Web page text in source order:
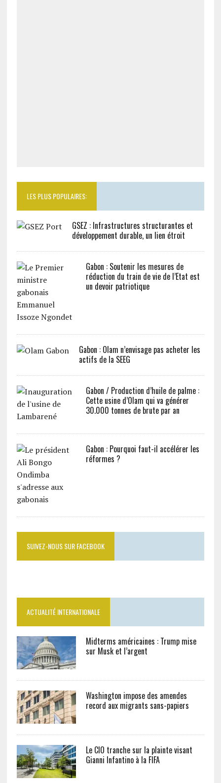
LES PLUS POPULAIRES:
GSEZ : Infrastructures structurantes et
développement durable, un lien étroit
Gabon : Soutenir les mesures de
réduction du train de vie de l’Etat est
un devoir patriotique
Gabon : Olam n’envisage pas acheter les
actifs de la SEEG
Gabon / Production d’huile de palme :
Cette usine d’Olam qui va générer
30.000 tonnes de brute par an
Gabon : Pourquoi faut-il accélérer les
réformes ?
SUIVEZ-NOUS SUR FACEBOOK
ACTUALITÉ INTERNATIONALE
Midterms américaines : Trump mise
sur Musk et l’argent
Washington impose des amendes
record aux migrants sans-papiers
Le CIO tranche sur la plainte visant
Gianni Infantino à la FIFA